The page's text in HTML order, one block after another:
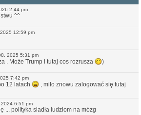
2:44 pm
^^
12:59 pm
2025 5:31 pm
. Może Trump i tutaj cos rozrusza )
7:42 pm
12 latach , miło znowu zalogować się tutaj
6:51 pm
... polityka siadła ludziom na mózg